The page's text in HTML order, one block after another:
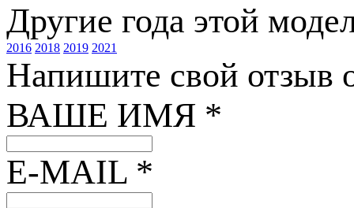
Другие года этой
2016 2018 2019 2021
Напишите свой отзыв
ВАШЕ ИМЯ *
E-MAIL *